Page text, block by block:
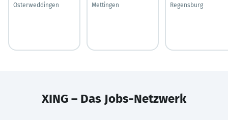
Osterweddingen
Mettingen
Regensburg
XING – Das Jobs-Netzwerk